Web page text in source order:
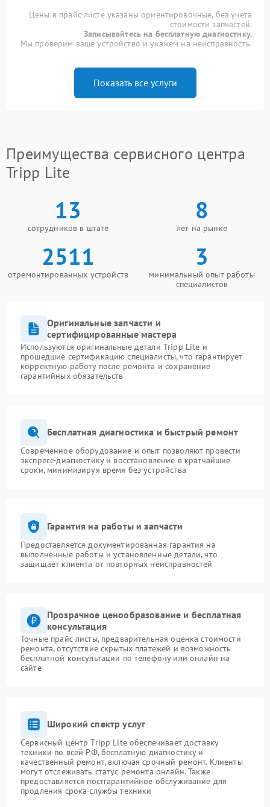
Цены в прайс-листе указаны ориентировочные, без учета
стоимости запчастей.
Записывайтесь на бесплатную диагностику.
Мы проверим ваше устройство и укажем на неисправность.
Показать все услуги
Преимущества сервисного центра
Tripp Lite
13
сотрудников в штате
8
лет на рынке
2511
отремонтированных устройств
3
минимальный опыт работы
специалистов
Оригинальные запчасти и
сертифицированные мастера
Используются оригинальные детали Tripp Lite и
прошедшие сертификацию специалисты, что гарантирует
корректную работу после ремонта и сохранение
гарантийных обязательств
Бесплатная диагностика и быстрый ремонт
Современное оборудование и опыт позволяют провести
экспресс-диагностику и восстановление в кратчайшие
сроки, минимизируя время без устройства
Гарантия на работы и запчасти
Предоставляется документированная гарантия на
выполненные работы и установленные детали, что
защищает клиента от повторных неисправностей
Прозрачное ценообразование и бесплатная
консультация
Точные прайс-листы, предварительная оценка стоимости
ремонта, отсутствие скрытых платежей и возможность
бесплатной консультации по телефону или онлайн на
сайте
Широкий спектр услуг
Сервисный центр Tripp Lite обеспечивает доставку
техники по всей РФ, бесплатную диагностику и
качественный ремонт, включая срочный ремонт. Клиенты
могут отслеживать статус ремонта онлайн. Также
предоставляется постгарантийное обслуживание для
продления срока службы техники